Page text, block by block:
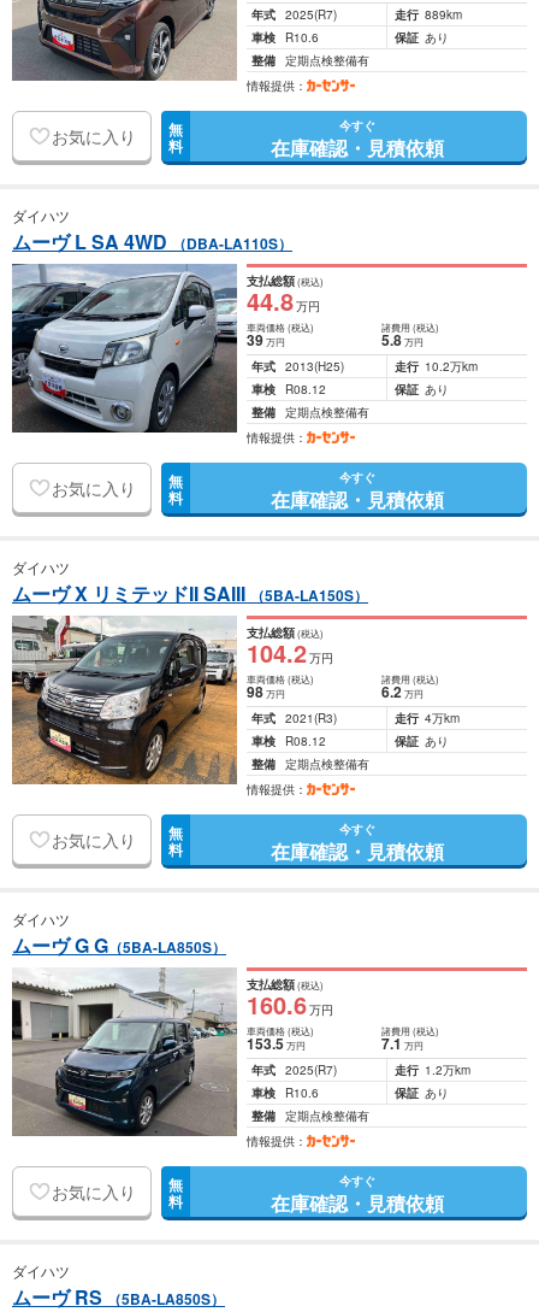
年式 2025(R7) 走行 889km
車検
R10.6 保証 あり
整備 定期点検整備有
情報提供：
お気に入り 無
料
今すぐ
在庫確認・見積依頼
ダイハツ
ムーヴ L SA 4WD （DBA-LA110S）
支払総額(税込)
44.8万円
車両価格(税込)
39万円
諸費用 (税込)
5.8 万円
年式 2013(H25) 走行 10.2万km
車検
R08.12 保証 あり
整備 定期点検整備有
情報提供：
お気に入り 無
料
今すぐ
在庫確認・見積依頼
ダイハツ
ムーヴ X リミテッドII SAIII （5BA-LA150S）
支払総額(税込)
104.2万円
車両価格(税込)
98万円
諸費用 (税込)
6.2 万円
年式 2021(R3) 走行 4万km
車検
R08.12 保証 あり
整備 定期点検整備有
情報提供：
お気に入り 無
料
今すぐ
在庫確認・見積依頼
ダイハツ
ムーヴ G G （5BA-LA850S）
支払総額(税込)
160.6万円
車両価格(税込)
153.5万円
諸費用 (税込)
7.1 万円
年式 2025(R7) 走行 1.2万km
車検
R10.6 保証 あり
整備 定期点検整備有
情報提供：
お気に入り 無
料
今すぐ
在庫確認・見積依頼
ダイハツ
ムーヴ RS （5BA-LA850S）